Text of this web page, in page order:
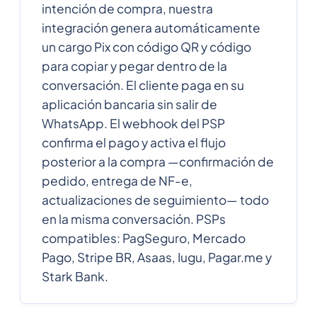
intención de compra, nuestra
integración genera automáticamente
un cargo Pix con código QR y código
para copiar y pegar dentro de la
conversación. El cliente paga en su
aplicación bancaria sin salir de
WhatsApp. El webhook del PSP
confirma el pago y activa el flujo
posterior a la compra —confirmación de
pedido, entrega de NF-e,
actualizaciones de seguimiento— todo
en la misma conversación. PSPs
compatibles: PagSeguro, Mercado
Pago, Stripe BR, Asaas, Iugu, Pagar.me y
Stark Bank.